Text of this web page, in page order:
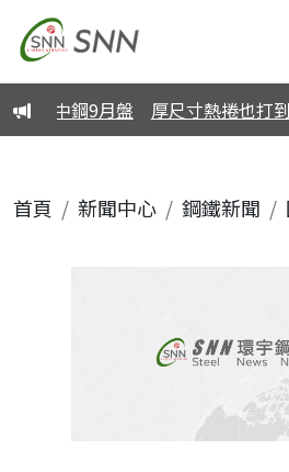
等中鋼9月盤 厚尺寸熱捲也打到
首頁 新聞中心 鋼鐵新聞